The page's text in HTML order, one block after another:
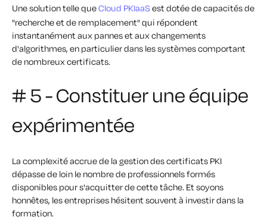
Une solution telle queCloud PKIaaSest dotée de capacités de
"recherche et de remplacement" qui répondent
instantanément aux pannes et aux changements
d'algorithmes, en particulier dans les systèmes comportant
de nombreux certificats.
# 5 - Constituer une équipe
expérimentée
La complexité accrue de la gestion des certificats PKI
dépasse de loin le nombre de professionnels formés
disponibles pour s'acquitter de cette tâche. Et soyons
honnêtes, les entreprises hésitent souvent à investir dans la
formation.